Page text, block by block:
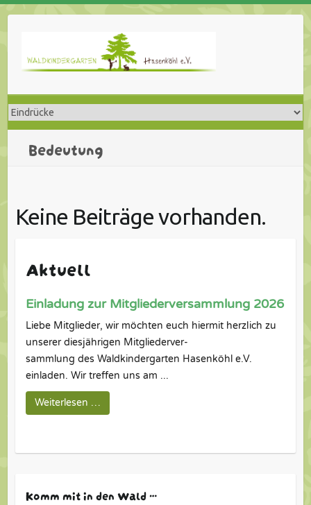
Bedeutung
Keine Beiträge vorhanden.
Aktuell
Einladung zur Mitgliederversammlung 2026
Liebe Mitglieder, wir möchten euch hiermit herzlich zu
unserer diesjährigen Mitgliederver-
sammlung des Waldkindergarten Hasenköhl e.V.
einladen. Wir treffen uns am ...
Weiterlesen …
Komm mit in den Wald …